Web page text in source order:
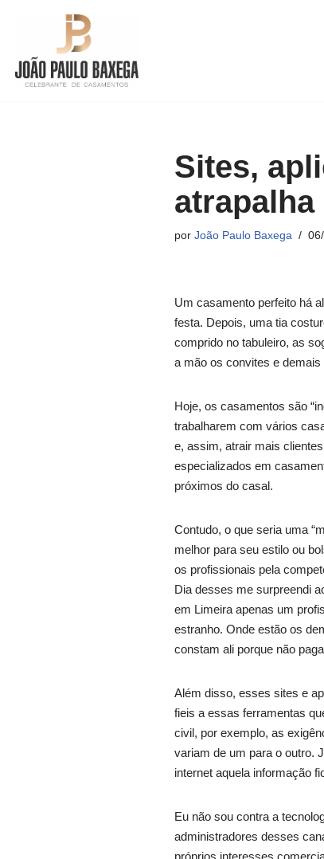
para
o
Sites,
porJoão Paulo Baxega
Um casamento perfeito há
festa. Depois, uma tia
comprido no tabuleiro, as
a mão os convites e
Hoje, os casamentos são
trabalharem com vários
e, assim, atrair mais
especializados em
próximos do casal.
Contudo, o que seria uma
melhor para seu estilo ou
os profissionais pela
Dia desses me surpreendi
em Limeira apenas um
estranho. Onde estão os
constam ali porque não
Além disso, esses sites e
fieis a essas ferramentas
civil, por exemplo, as
variam de um para o outro.
internet aquela informação
Eu não sou contra a
administradores desses